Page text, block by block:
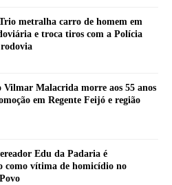
metralha carro de homem em
e troca tiros com a Polícia
Vilmar Malacrida morre aos 55 anos
em Regente Feijó e região
Edu da Padaria é
como vítima de homicídio no